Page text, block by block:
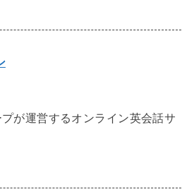
が運営するオンライン英会話サ